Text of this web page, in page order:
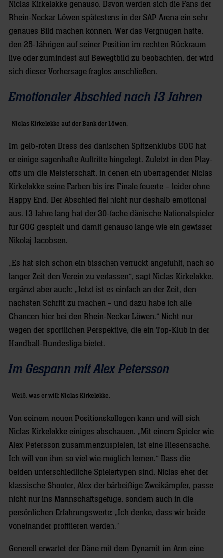
Niclas Kirkeløkke genauso. Davon werden sich die Fans der
Rhein-Neckar Löwen spätestens in der SAP Arena ein sehr
genaues Bild machen können. Wer das Vergnügen hatte,
den 25-Jährigen auf seiner Position im rechten Rückraum
live oder zumindest auf Bewegtbild zu beobachten, der wird
sich dieser Vorhersage fraglos anschließen.
Emotionaler Abschied nach 13 Jahren
Niclas Kirkeløkke auf der Bank der Löwen.
Im gelb-roten Dress des dänischen Spitzenklubs GOG hat
er einige sagenhafte Auftritte hingelegt. Zuletzt in den Play-
offs um die Meisterschaft, in denen ein überragender Niclas
Kirkeløkke seine Farben bis ins Finale feuerte – leider ohne
Happy End. Der Abschied fiel nicht nur deshalb emotional
aus. 13 Jahre lang hat der 30-fache dänische Nationalspieler
für GOG gespielt und damit genauso lange wie ein gewisser
Nikolaj Jacobsen.
„Es hat sich schon ein bisschen verrückt angefühlt, nach so
langer Zeit den Verein zu verlassen“, sagt Niclas Kirkeløkke,
ergänzt aber auch: „Jetzt ist es einfach an der Zeit, den
nächsten Schritt zu machen – und dazu habe ich alle
Chancen hier bei den Rhein-Neckar Löwen.“ Nicht nur
wegen der sportlichen Perspektive, die ein Top-Klub in der
Handball-Bundesliga bietet.
Im Gespann mit Alex Petersson
Weiß, was er will: Niclas Kirkeløkke.
Von seinem neuen Positionskollegen kann und will sich
Niclas Kirkeløkke einiges abschauen. „Mit einem Spieler wie
Alex Petersson zusammenzuspielen, ist eine Riesensache.
Ich will von ihm so viel wie möglich lernen.“ Dass die
beiden unterschiedliche Spielertypen sind, Niclas eher der
klassische Shooter, Alex der bärbeißige Zweikämpfer, passe
nicht nur ins Mannschaftsgefüge, sondern auch in die
persönlichen Erfahrungswerte: „Ich denke, dass wir beide
voneinander profitieren werden.“
Generell erwartet der Däne mit dem Dynamit im Arm eine